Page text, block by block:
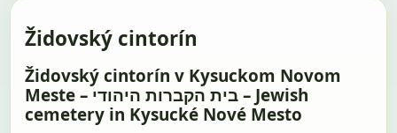
Židovský cintorín
Židovský cintorín v Kysuckom Novom
Meste – בית הקברות היהודי – Jewish
cemetery in Kysucké Nové Mesto